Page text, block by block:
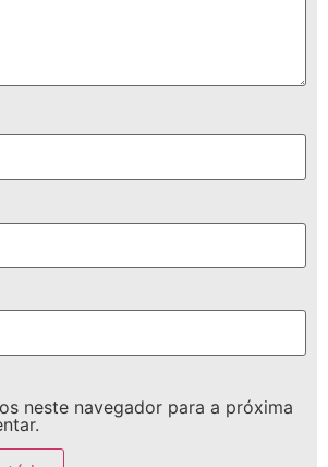
neste navegador para a próxima